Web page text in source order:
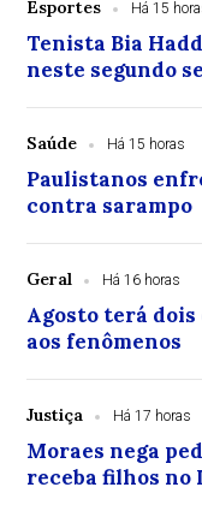
Esportes Há 15
Tenista Bia
neste segundo
Saúde Há 15 horas
Paulistanos
contra sarampo
Geral Há 16 horas
Agosto terá
aos fenômenos
Justiça Há 17 horas
Moraes nega
receba filhos no